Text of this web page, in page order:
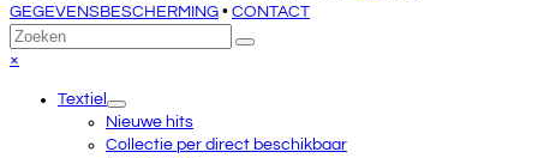
GEGEVENSBESCHERMING • CONTACT
Terug
naar
Zoeken
Verzenden
×
menuTextiel
Nieuwe hits
Collectie per direct beschikbaar